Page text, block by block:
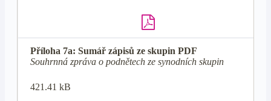
Příloha 7a: Sumář zápisů ze skupin PDF
Souhrnná zpráva o podnětech ze synodních skupin
421.41 kB